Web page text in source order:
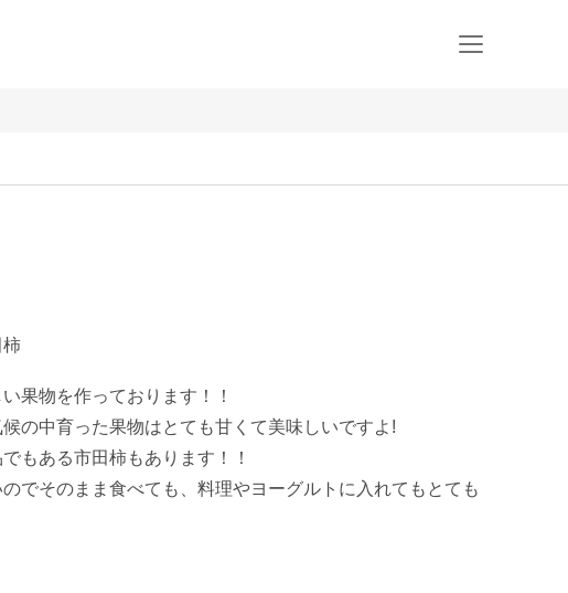
柿
果物を作っております！！
の中育った果物はとても甘くて美味しいですよ!
もある市田柿もあります！！
でそのまま食べても、料理やヨーグルトに入れてもとても